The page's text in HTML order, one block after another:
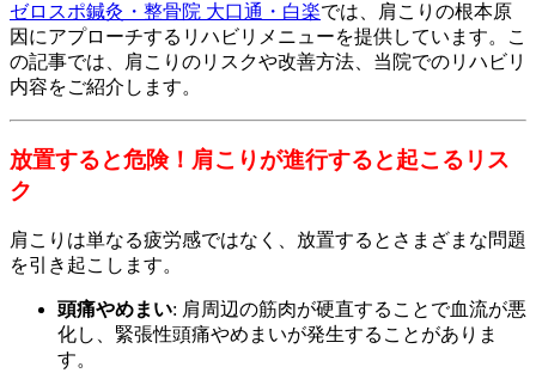
ゼロスポ鍼灸・整骨院 大口通・白楽では、肩こりの根本原
因にアプローチするリハビリメニューを提供しています。こ
の記事では、肩こりのリスクや改善方法、当院でのリハビリ
内容をご紹介します。
放置すると危険！肩こりが進行すると起こるリス
ク
肩こりは単なる疲労感ではなく、放置するとさまざまな問題
を引き起こします。
頭痛やめまい: 肩周辺の筋肉が硬直することで血流が悪
化し、緊張性頭痛やめまいが発生することがありま
す。